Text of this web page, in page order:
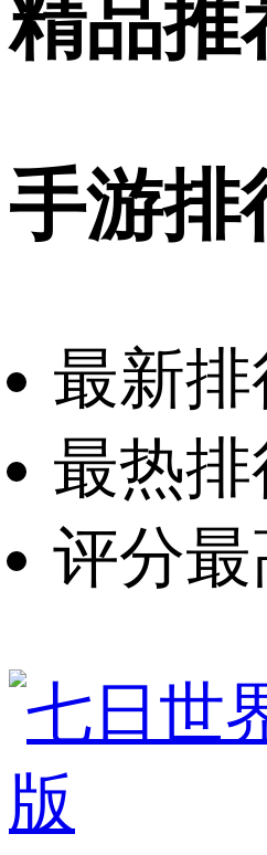
精品推
手游排
最新排
最热排
评分最